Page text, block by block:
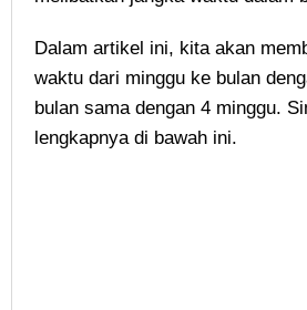
Dalam artikel ini, kita akan
waktu dari minggu ke bulan
bulan sama dengan 4 minggu.
lengkapnya di bawah ini.